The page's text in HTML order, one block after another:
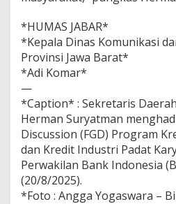
*HUMAS JABAR*
*Kepala Dinas Komunikasi
Provinsi Jawa Barat*
*Adi Komar*
—
*Caption* : Sekretaris
Herman Suryatman
Discussion (FGD) Program
dan Kredit Industri Padat
Perwakilan Bank Indonesia
(20/8/2025).
*Foto : Angga Yogaswara –